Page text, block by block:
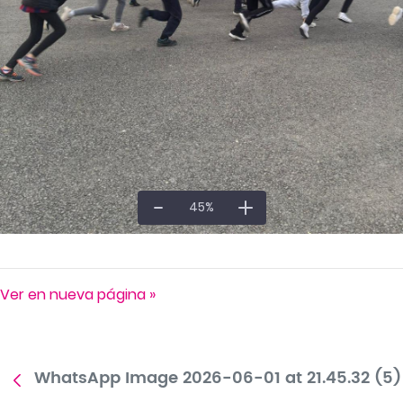
45%
Ver en nueva página »
WhatsApp Image 2026-06-01 at 21.45.32 (5)